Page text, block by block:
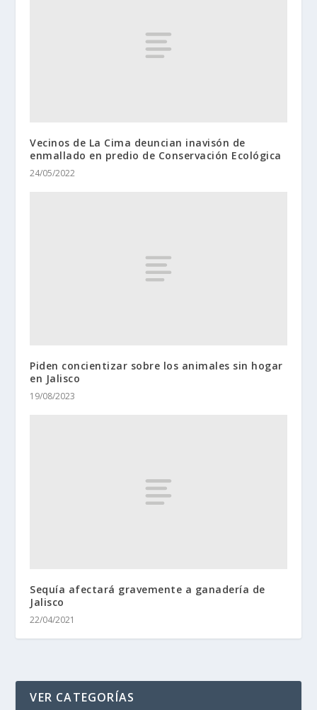
Vecinos de La Cima deuncian inavisón de
enmallado en predio de Conservación Ecológica
24/05/2022
Piden concientizar sobre los animales sin hogar
en Jalisco
19/08/2023
Sequía afectará gravemente a ganadería de
Jalisco
22/04/2021
VER CATEGORÍAS